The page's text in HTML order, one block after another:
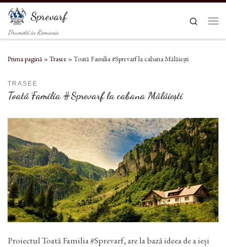
Sari la conținut
Sprevarf
Drumetii in Romania
Search
Prima pagină »Trasee »Toată Familia #Sprevarf la cabana Mălăiești
TRASEE
Toată Familia #Sprevarf la cabana Mălăiești
Proiectul Toată Familia #Sprevarf, are la bază ideea de a ieși